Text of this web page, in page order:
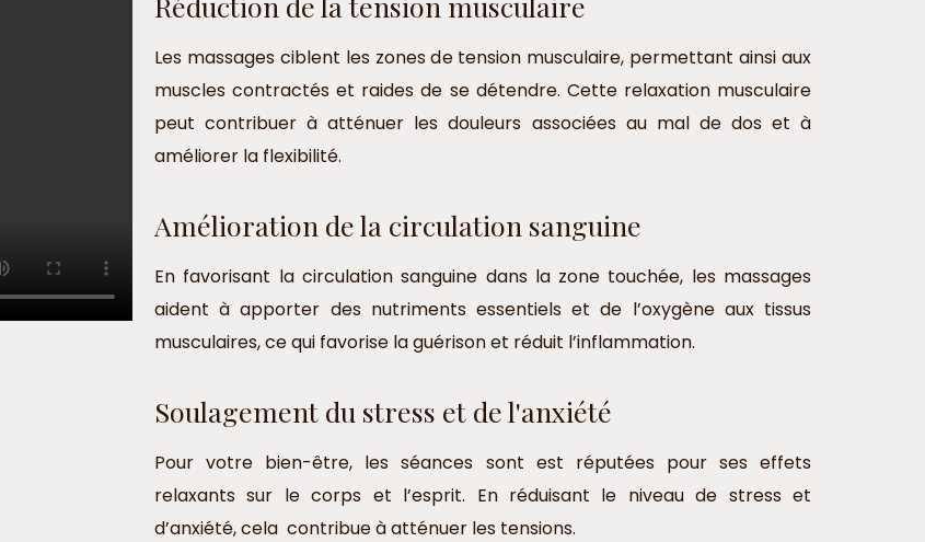
Les massages ciblent les zones de tension musculaire, permettant ainsi aux
muscles contractés et raides de se détendre. Cette relaxation musculaire
peut contribuer à atténuer les douleurs associées au mal de dos et à
améliorer la flexibilité.
Amélioration de la circulation sanguine
En favorisant la circulation sanguine dans la zone touchée, les massages
aident à apporter des nutriments essentiels et de l’oxygène aux tissus
musculaires, ce qui favorise la guérison et réduit l’inflammation.
Soulagement du stress et de l'anxiété
Pour votre bien-être, les séances sont est réputées pour ses effets
relaxants sur le corps et l’esprit. En réduisant le niveau de stress et
d’anxiété, cela contribue à atténuer les tensions.